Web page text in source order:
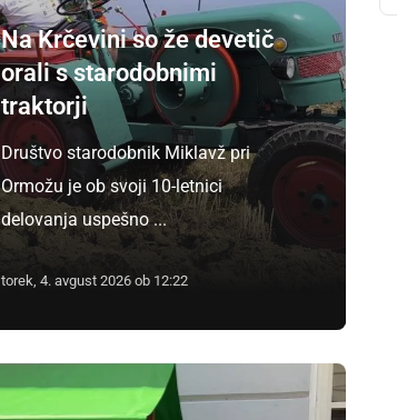
Na Krčevini so že devetič
orali s starodobnimi
traktorji
Društvo starodobnik Miklavž pri
Ormožu je ob svoji 10-letnici
delovanja uspešno ...
torek, 4. avgust 2026 ob 12:22